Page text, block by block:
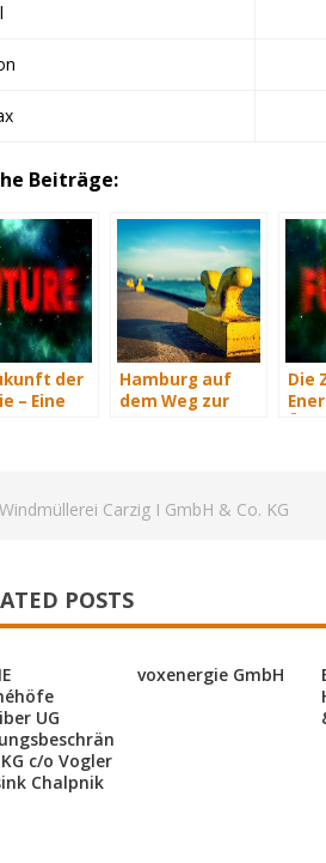
Beiträge:
der
– Eine
Hamburg auf
dem Weg zur
Die
Windmüllerei Carzig I GmbH & Co. KG
POSTS
UG
c/o Vogler
Chalpnik
voxenergie GmbH